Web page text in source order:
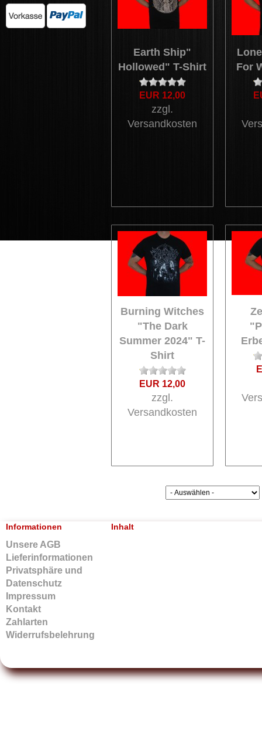
Earth Ship"
Hollowed" T-Shirt
EUR 12,00
zzgl.
Versandkosten
For
Burning Witches
"The Dark
Summer 2024" T-
Shirt
EUR 12,00
zzgl.
Versandkosten
Informationen
Unsere AGB
Lieferinformationen
Privatsphäre und
Datenschutz
Impressum
Kontakt
Zahlarten
Widerrufsbelehrung
Inhalt